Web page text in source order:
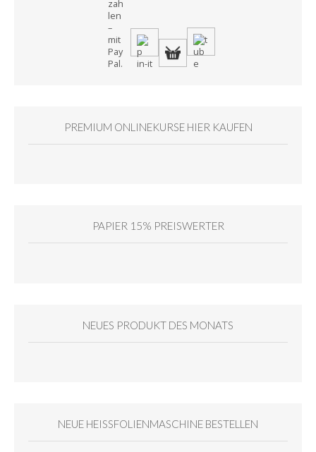
PREMIUM ONLINEKURSE HIER KAUFEN
PAPIER 15% PREISWERTER
NEUES PRODUKT DES MONATS
NEUE HEISSFOLIENMASCHINE BESTELLEN